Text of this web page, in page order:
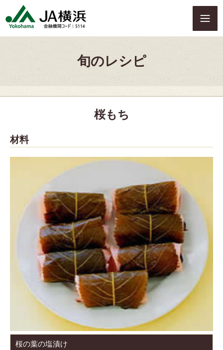
p
旬のレシピ
桜もち
材料
桜の葉の塩漬け